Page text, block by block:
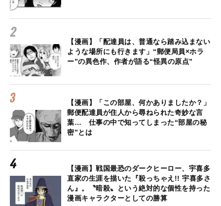
【漫画】「配達員は、普通なら踏み込まない
ような場所にも行きます」“郵便局員×ホラ
ー”の異色作、作者が語る“怪異の原点”
【漫画】「この部屋、何かありましたか？」
郵便配達員が住人から尋ねられた奇妙な言
葉… 仕事の中で知ってしまった“部屋の秘
密”とは
【漫画】戦国最恐のダークヒーロー、宇喜多
直家の生涯を描いた『殺っちゃえ!! 宇喜多さ
ん』。〝暗殺〟という絶対的な個性を持った
漫画キャラクターとしての勝算